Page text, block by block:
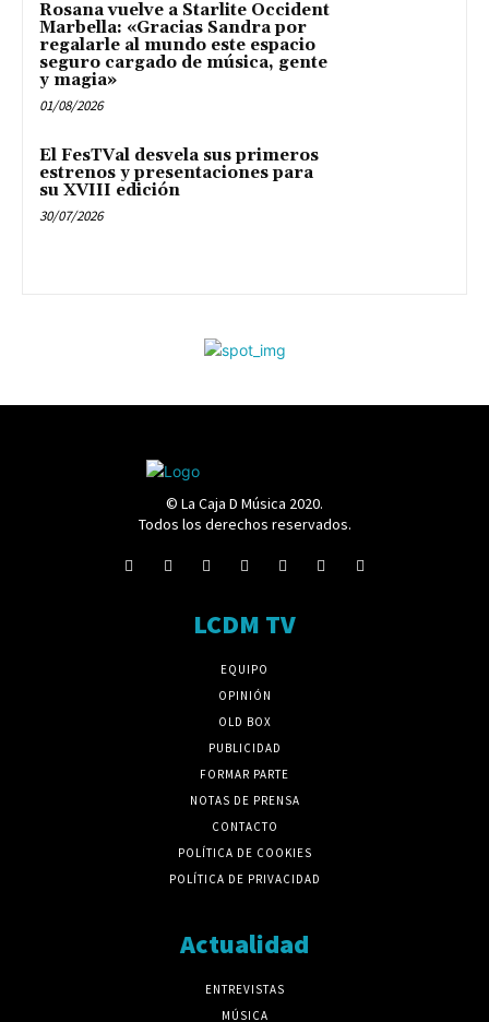
Rosana vuelve a Starlite Occident
Marbella: «Gracias Sandra por
regalarle al mundo este espacio
seguro cargado de música, gente
y magia»
01/08/2026
El FesTVal desvela sus primeros
estrenos y presentaciones para
su XVIII edición
30/07/2026
© La Caja D Música 2020.
Todos los derechos reservados.
LCDM TV
EQUIPO
OPINIÓN
OLD BOX
PUBLICIDAD
FORMAR PARTE
NOTAS DE PRENSA
CONTACTO
POLÍTICA DE COOKIES
POLÍTICA DE PRIVACIDAD
Actualidad
ENTREVISTAS
MÚSICA